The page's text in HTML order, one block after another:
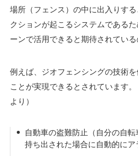
場所（フェンス）の中に出入りす
クションが起こるシステムである
ーンで活用できると期待されている
例えば、ジオフェンシングの技術
ことが実現できるとされています。
より）
自動車の盗難防止（自分の自
持ち出された場合に自動的にア